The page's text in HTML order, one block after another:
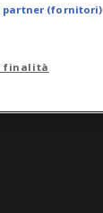
partner (fornitori)
finalità